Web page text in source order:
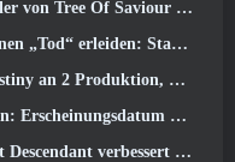
für die Ausgabe von 100.000 US-Dollar im Spiel
Star Rail-Version 4.3
auf die Arbeit an neuen Projekten vorbereiten
„Imperial Palace“ bekannt gegeben
Loop und aktualisiert den Onslaught-Modus